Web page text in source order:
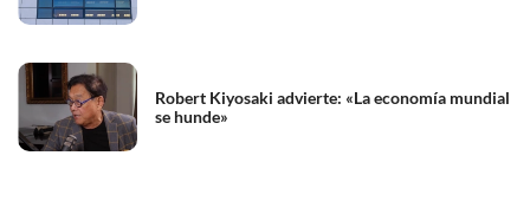
Robert Kiyosaki advierte: «La economía mundial
se hunde»